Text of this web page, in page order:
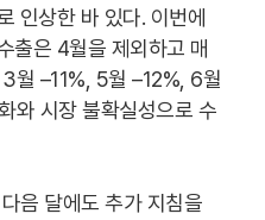
인상한 바 있다. 이번에
출은 4월을 제외하고 매
월 –11%, 5월 –12%, 6월
와 시장 불확실성으로 수
음 달에도 추가 지침을